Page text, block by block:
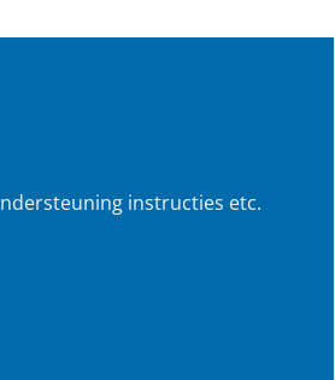
instructies etc.